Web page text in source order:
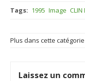
Tags: 1995 Image CLIN
Plus dans cette catégorie
Laissez un